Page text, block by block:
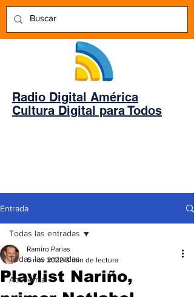
Radio Digital América
Cultura Digital para Todos
Entrada
Todas las entradas
Academia
Todas las entradas
Playlist Nariño,
Ramiro Parias
6 nov 2022 3 min de lectura